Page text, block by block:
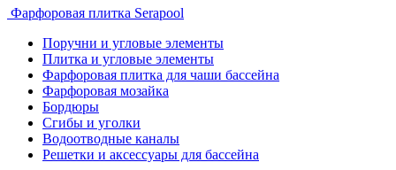
Фарфоровая плитка Serapool
Поручни и угловые элементы
Плитка и угловые элементы
Фарфоровая плитка для чаши бассейна
Фарфоровая мозайка
Бордюры
Сгибы и уголки
Водоотводные каналы
Решетки и аксессуары для бассейна